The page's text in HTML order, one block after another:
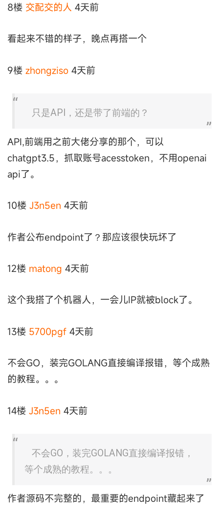
8楼 交配交的人 4天前
看起来不错的样子，晚点再搭一个
9楼 zhongziso 4天前
只是API，还是带了前端的？
API,前端用之前大佬分享的那个，可以
chatgpt3.5，抓取账号acesstoken，不用openai
api了。
10楼 J3n5en 4天前
作者公布endpoint了？那应该很快玩坏了
12楼 matong 4天前
这个我搭了个机器人，一会儿IP就被block了。
13楼 5700pgf 4天前
不会GO，装完GOLANG直接编译报错，等个成熟
的教程。。。
14楼 J3n5en 4天前
不会GO，装完GOLANG直接编译报错，
等个成熟的教程。。。
作者源码不完整的，最重要的endpoint藏起来了